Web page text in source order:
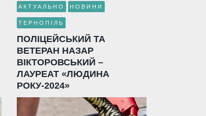
АКТУАЛЬНО НОВИНИ
ТЕРНОПІЛЬ
ПОЛІЦЕЙСЬКИЙ ТА
ВЕТЕРАН НАЗАР
ВІКТОРОВСЬКИЙ –
ЛАУРЕАТ «ЛЮДИНА
РОКУ-2024»